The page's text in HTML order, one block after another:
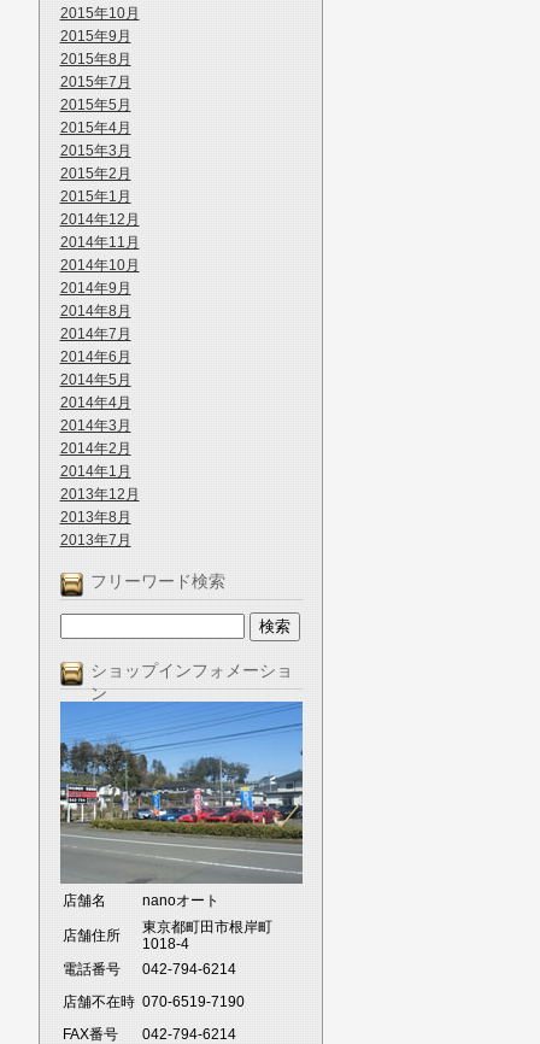
2015年10月
2015年9月
2015年8月
2015年7月
2015年5月
2015年4月
2015年3月
2015年2月
2015年1月
2014年12月
2014年11月
2014年10月
2014年9月
2014年8月
2014年7月
2014年6月
2014年5月
2014年4月
2014年3月
2014年2月
2014年1月
2013年12月
2013年8月
2013年7月
フリーワード検索
ショップインフォメーショ
ン
店舗名 nanoオート
店舗住所
東京都町田市根岸町
1018-4
電話番号
042-794-6214
店舗不在時 070-6519-7190
FAX番号
042-794-6214